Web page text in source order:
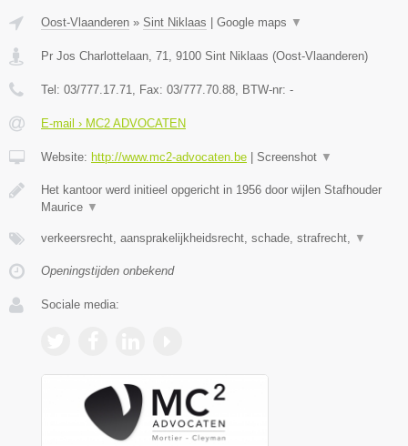
Oost-Vlaanderen » Sint Niklaas Google maps ▼
Pr Jos Charlottelaan, 71, 9100 Sint Niklaas (Oost-Vlaanderen)
Tel: 03/777.17.71, Fax: 03/777.70.88, BTW-nr: -
E-mail › MC2 ADVOCATEN
Website: http://www.mc2-advocaten.be Screenshot ▼
Het kantoor werd initieel opgericht in 1956 door wijlen Stafhouder
Maurice ▼
verkeersrecht, aansprakelijkheidsrecht, schade, strafrecht, ▼
Openingstijden onbekend
Sociale media: